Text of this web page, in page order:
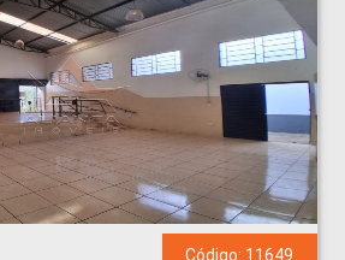
Código: 11649